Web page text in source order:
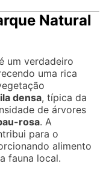
Natural
um verdadeiro
uma rica
densa, típica da
de árvores
rosa. A
para o
alimento
fauna local.